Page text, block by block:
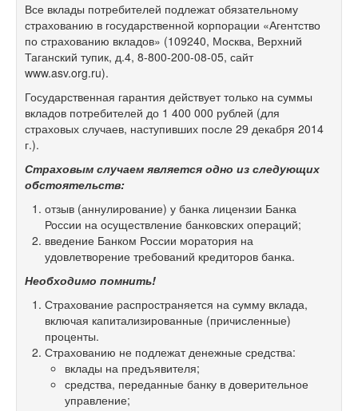
Все вклады потребителей подлежат обязательному
страхованию в государственной корпорации «Агентство
по страхованию вкладов» (109240, Москва, Верхний
Таганский тупик, д.4, 8-800-200-08-05, сайт
www.asv.org.ru).
Государственная гарантия действует только на суммы
вкладов потребителей до 1 400 000 рублей (для
страховых случаев, наступивших после 29 декабря 2014
г.).
Страховым случаем является одно из следующих
обстоятельств:
отзыв (аннулирование) у банка лицензии Банка
России на осуществление банковских операций;
введение Банком России моратория на
удовлетворение требований кредиторов банка.
Необходимо помнить!
Страхование распространяется на сумму вклада,
включая капитализированные (причисленные)
проценты.
Страхованию не подлежат денежные средства:
вклады на предъявителя;
средства, переданные банку в доверительное
управление;